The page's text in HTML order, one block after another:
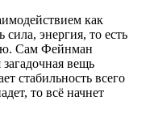
как
энергия, то есть
Сам Фейнман
вещь
стабильность всего
то всё начнет